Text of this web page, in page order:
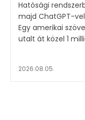
Hatósági
majd ChatGPT-
Egy amerikai
utalt át közel 1
2026.08.05.